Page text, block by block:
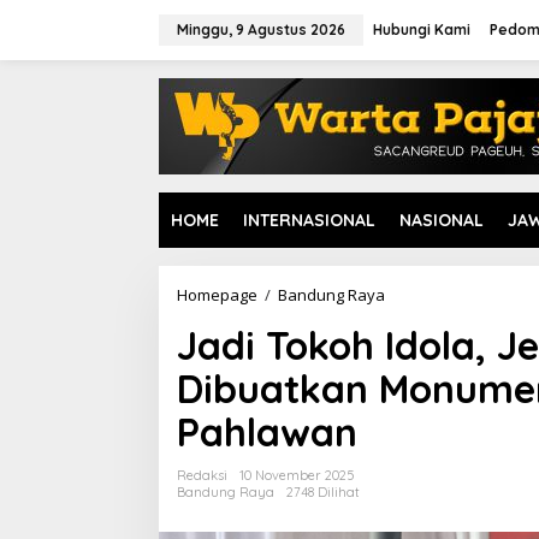
Minggu, 9 Agustus 2026 Hubungi Kami
HOME INTERNASIONAL NASIONAL
Homepage / Bandung Raya
d
i
T
o
o
Jadi Tokoh Idola,
Dibuatkan
Pahlawan
Redaksi
10 November 2025
Bandung Raya
2748 Dilihat